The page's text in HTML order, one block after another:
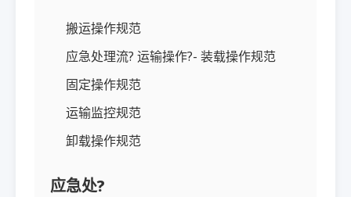
搬运操作规范
应急处理流? 运输操作?- 装载操作规范
固定操作规范
运输监控规范
卸载操作规范
应急处?